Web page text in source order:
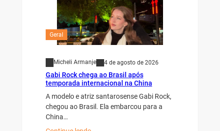
Geral
Micheli Armanje 4 de agosto de 2026
Gabi Rock chega ao Brasil após
temporada internacional na China
A modelo e atriz santarosense Gabi Rock,
chegou ao Brasil. Ela embarcou para a
China…